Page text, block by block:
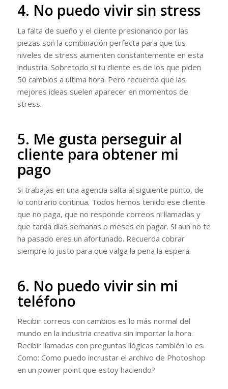
4. No puedo vivir sin stress
La falta de sueño y el cliente presionando por las
piezas son la combinación perfecta para que tus
niveles de stress aumenten constantemente en esta
industria. Sobretodo si tu cliente es de los que piden
50 cambios a ultima hora. Pero recuerda que las
mejores ideas suelen aparecer en momentos de
stress.
5. Me gusta perseguir al
cliente para obtener mi
pago
Si trabajas en una agencia salta al siguiente punto, de
lo contrario continua. Todos hemos tenido ese cliente
que no paga, que no responde correos ni llamadas y
que tarda días semanas o meses en pagar. Si aun no te
ha pasado eres un afortunado. Recuerda cobrar
siempre lo justo para que valga la pena la espera.
6. No puedo vivir sin mi
teléfono
Recibir correos con cambios es lo más normal del
mundo en la industria creativa sin importar la hora.
Recibir llamadas con preguntas ilógicas también lo es.
Como: Como puedo incrustar el archivo de Photoshop
en un power point que estoy haciendo?